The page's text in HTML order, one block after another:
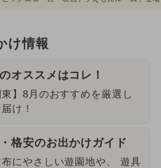
け情報
オススメはコレ！
東】8月のおすすめを厳選し
け！
格安のお出かけガイド
布にやさしい遊園地や、 遊具